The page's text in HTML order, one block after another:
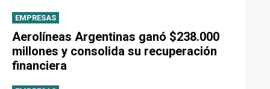
EMPRESAS
Aerolíneas Argentinas ganó $238.000
millones y consolida su recuperación
financiera